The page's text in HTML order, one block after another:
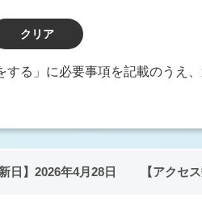
る」に必要事項を記載のうえ、
日】 2026年4月28日 【アクセス